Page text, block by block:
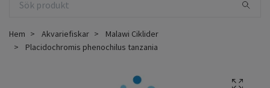
Hem Akvariefiskar
Malawi Ciklider
Placidochromis phenochilus tanzania